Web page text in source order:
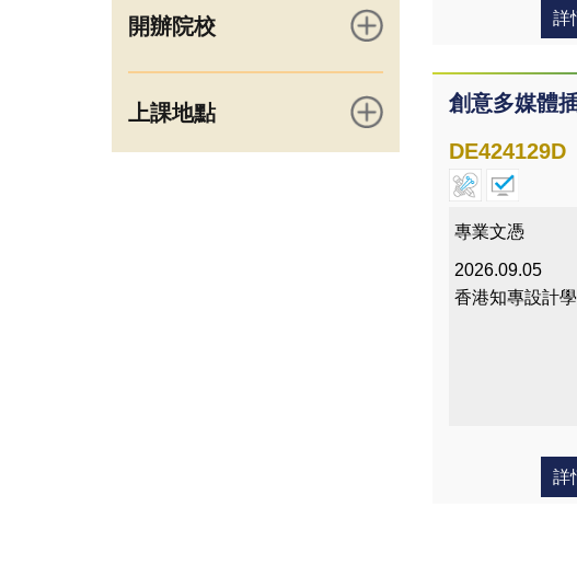
開辦院校
上課地點
詳
創意多媒體
DE424129D
專業文憑
2026.09.05
香港知專設計
詳